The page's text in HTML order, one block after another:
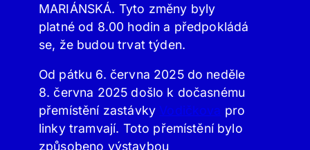
MARIÁNSKÁ. Tyto změny byly
platné od 8.00 hodin a předpokládá
se, že budou trvat týden.
Od pátku 6. června 2025 do neděle
8. června 2025 došlo k dočasnému
přemístění zastávky Vodičkova pro
linky tramvají. Toto přemístění bylo
způsobeno výstavbou